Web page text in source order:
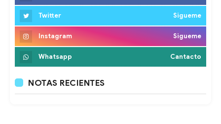
Twitter Sigueme
Instagram Sigueme
Whatsapp Cantacto
NOTAS RECIENTES